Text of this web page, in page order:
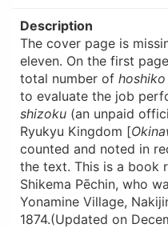
Description
The cover page is
eleven. On the first
total number of hoshiko
to evaluate the job
shizoku(an unpaid
Ryukyu Kingdom [
counted and noted in
the text. This is a book
Shikema Pēchin, who
Yonamine Village,
1874.(Updated on